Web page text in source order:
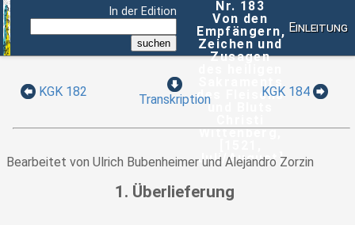
In der Edition
Nr. 183
Von den
Empfängern,
Zeichen und
Zusagen
des Fleischs
und Bluts
Wittenberg,
Juli/August]
Einleitung
KGK 182
Transkription
KGK 184
Bearbeitet von Ulrich Bubenheimer und Alejandro Zorzin
1. Überlieferung